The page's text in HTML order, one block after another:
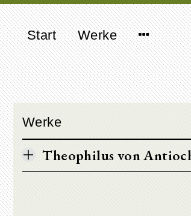
Start Werke
Werke
Theophilus von